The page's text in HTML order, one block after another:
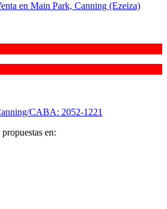
en Main Park, Canning (Ezeiza)
CABA: 2052-1221
en: